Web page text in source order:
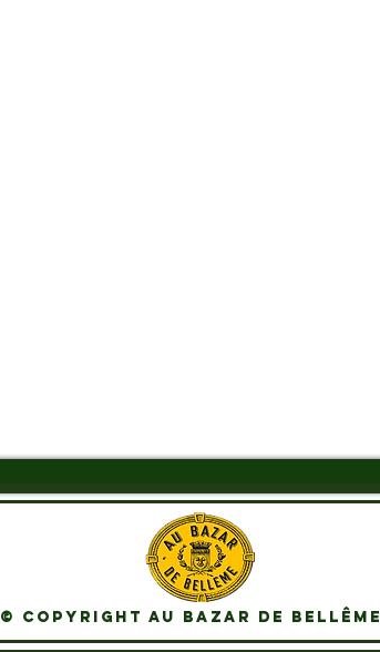
© Copyright Au Bazar de Bellême